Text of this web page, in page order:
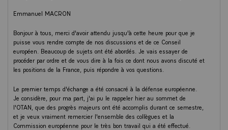
Emmanuel MACRON
Bonjour à tous, merci d'avoir attendu jusqu'à cette heure pour que je
puisse vous rendre compte de nos discussions et de ce Conseil
européen. Beaucoup de sujets ont été abordés. Je vais essayer de
procéder par ordre et de vous dire à la fois ce dont nous avons discuté et
les positions de la France, puis répondre à vos questions.
Le premier temps d'échange a été consacré à la défense européenne.
Je considère, pour ma part, j'ai pu le rappeler hier au sommet de
l'OTAN, que des progrès majeurs ont été accomplis durant ce semestre,
et je veux vraiment remercier l'ensemble des collègues et la
Commission européenne pour le très bon travail qui a été effectué.